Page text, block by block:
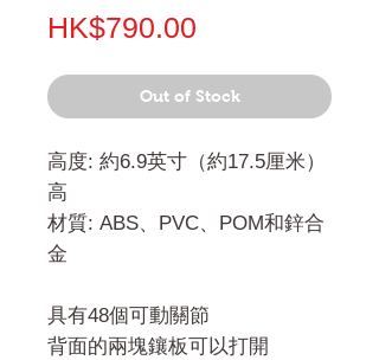
HK$790.00
Out of Stock
高度: 約6.9英寸（約17.5厘米）
高
材質: ABS、PVC、POM和鋅合
金
具有48個可動關節
背面的兩塊鑲板可以打開